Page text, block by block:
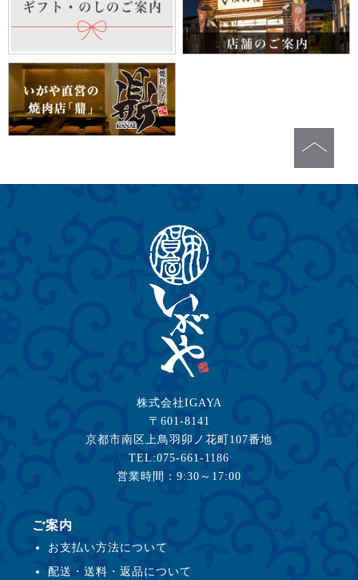
株式会社IGAYA
〒601-8141
京都市南区上鳥羽卯ノ花町107番地
TEL:075-661-1186
営業時間：9:30～17:00
ご案内
お支払い方法について
配送・送料・返品について